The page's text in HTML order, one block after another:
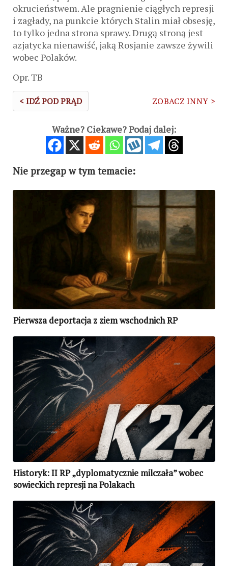
okrucieństwem. Ale pragnienie ciągłych represji
i zagłady, na punkcie których Stalin miał obsesję,
to tylko jedna strona sprawy. Drugą stroną jest
azjatycka nienawiść, jaką Rosjanie zawsze żywili
wobec Polaków.
Opr. TB
< IDŹ POD PRĄD ZOBACZ INNY >
Ważne? Ciekawe? Podaj dalej:
Nie przegap w tym temacie:
Pierwsza deportacja z ziem wschodnich RP
Historyk: II RP „dyplomatycznie milczała” wobec
sowieckich represji na Polakach